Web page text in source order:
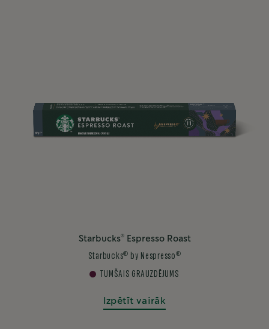
Starbucks®Espresso Roast
Starbucks® by Nespresso ®
TUMŠAIS GRAUZDĒJUMS
Izpētīt vairāk